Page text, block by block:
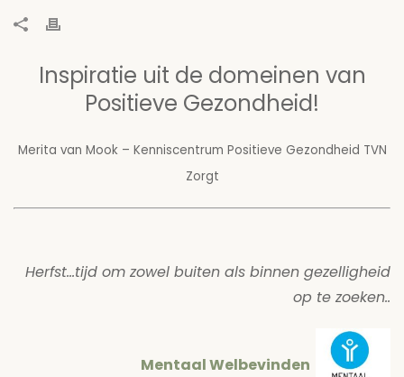
Inspiratie uit de domeinen van
Positieve Gezondheid!
Merita van Mook – Kenniscentrum Positieve Gezondheid TVN
Zorgt
Herfst…tijd om zowel buiten als binnen gezelligheid
op te zoeken..
Mentaal Welbevinden